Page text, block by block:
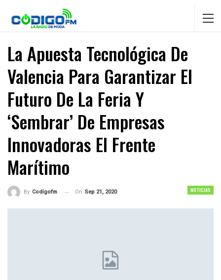
La Apuesta Tecnológica De
Valencia Para Garantizar El
Futuro De La Feria Y
‘sembrar’ De Empresas
Innovadoras El Frente
Marítimo
NOTICIAS
By Codigofm On Sep 21, 2020